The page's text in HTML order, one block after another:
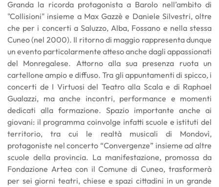
Granda la ricorda protagonista a Barolo nell’ambito di
"Collisioni" insieme a Max Gazzè e Daniele Silvestri, oltre
che per i concerti a Saluzzo, Alba, Fossano e nella stessa
Cuneo (nel 2000). Il ritorno di maggio rappresenta dunque
un evento particolarmente atteso anche dagli appassionati
del Monregalese. Attorno alla sua presenza ruota un
cartellone ampio e diffuso. Tra gli appuntamenti di spicco, i
concerti de I Virtuosi del Teatro alla Scala e di Raphael
Gualazzi, ma anche incontri, performance e momenti
dedicati alla formazione. Spazio importante anche ai
giovani: il programma coinvolge infatti scuole e istituti del
territorio, tra cui le realtà musicali di Mondovì,
protagoniste nel concerto “Convergenze” insieme ad altre
scuole della provincia. La manifestazione, promossa da
Fondazione Artea con il Comune di Cuneo, trasformerà
per sei giorni teatri, chiese e spazi cittadini in un grande